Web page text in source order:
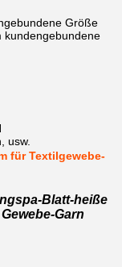
Größe
kundengebundene
usw.
für Textilgewebe-
Blatt-heiße
Garn